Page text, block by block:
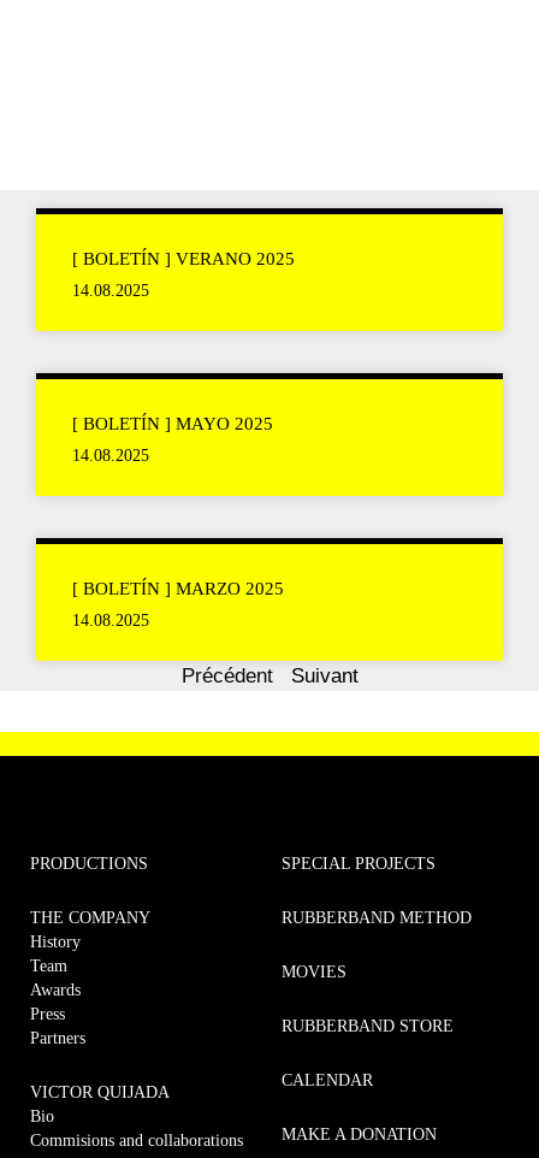
[ BOLETÍN ] VERANO 2025
14.08.2025
[ BOLETÍN ] MAYO 2025
14.08.2025
[ BOLETÍN ] MARZO 2025
14.08.2025
Précédent Suivant
PRODUCTIONS
THE COMPANY
History
Team
Awards
Press
Partners
VICTOR QUIJADA
Bio
Commisions and collaborations
SPECIAL PROJECTS
RUBBERBAND METHOD
MOVIES
RUBBERBAND STORE
CALENDAR
MAKE A DONATION